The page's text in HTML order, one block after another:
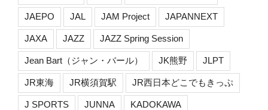
JAEPO JAL JAM Project JAPANNEXT
JAXA JAZZ JAZZ Spring Session
Jean Bart（ジャン・バール） JK熊野 JLPT
JR東海 JR横須賀駅 JR西日本どこでもきっぷ
J SPORTS JUNNA KADOKAWA